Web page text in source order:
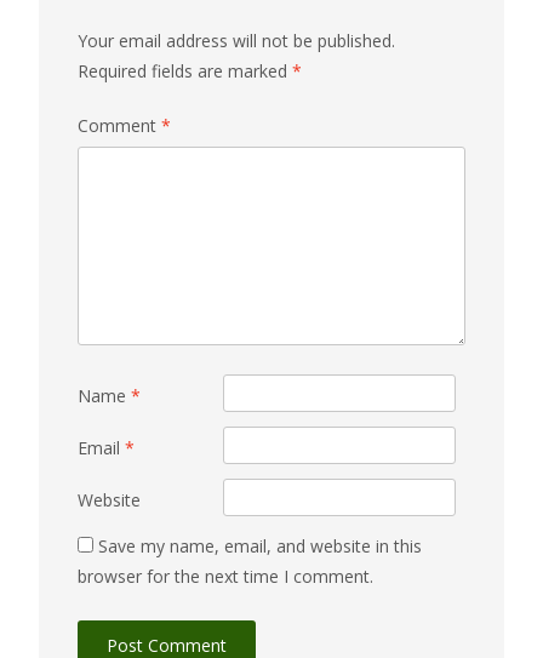
Your email address will not be published.
Required fields are marked *
Comment *
Name *
Email *
Website
Save my name, email, and website in this
browser for the next time I comment.